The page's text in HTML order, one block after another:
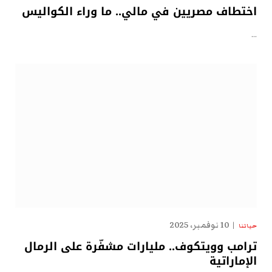
اختطاف مصريين في مالي.. ما وراء الكواليس
…
حياتنا 10 نوفمبر، 2025
ترامب وويتكوف.. مليارات مشفّرة على الرمال
الإماراتية